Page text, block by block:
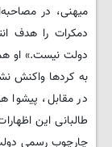
میهنی، در
دمکرات را هدف
دولت نیست.» او
به کردها واکنش
در مقابل، پیشوا
طالبانی این
چارچوب رسمی